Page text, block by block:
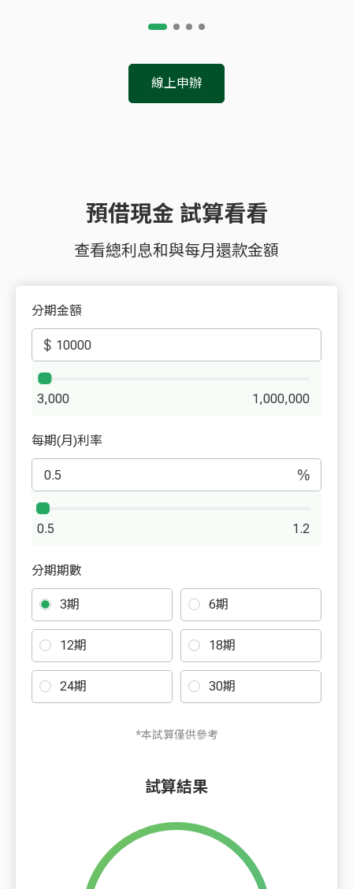
*非營業時間，請來電客服 (02)2383-1000 按2，選擇預借現金
及分期服務>轉專人索取申請書
線上申辦
預借現金 試算看看
查看總利息和與每月還款金額
分期金額
$
3,000 1,000,000
每期(月)利率
%
0.5 1.2
分期期數
3期 6期
12期 18期
24期 30期
*本試算僅供參考
試算結果